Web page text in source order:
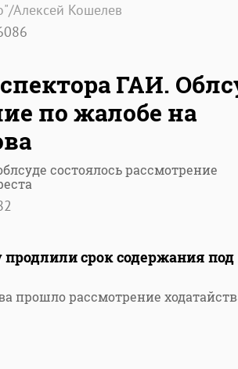
Алексей Кошелев
ГАИ.
по жалобе на
состоялось рассмотрение
срок содержания под
прошло рассмотрение